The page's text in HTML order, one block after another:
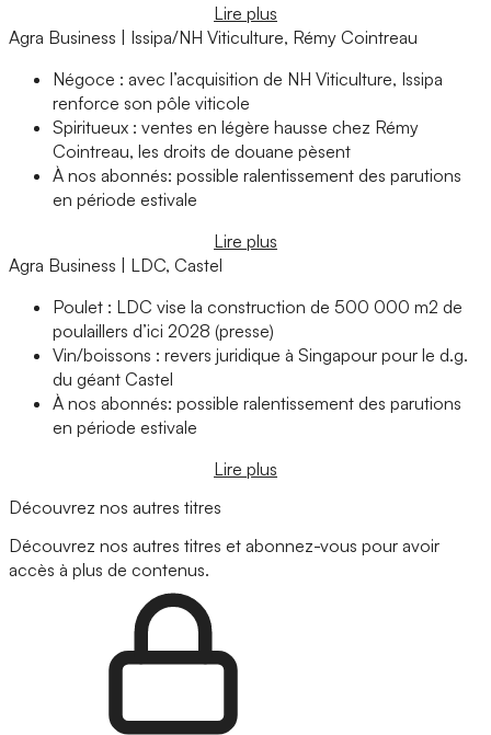
Lire plus
Agra Business | Issipa/NH Viticulture, Rémy Cointreau
Négoce : avec l’acquisition de NH Viticulture, Issipa
renforce son pôle viticole
Spiritueux : ventes en légère hausse chez Rémy
Cointreau, les droits de douane pèsent
À nos abonnés: possible ralentissement des parutions
en période estivale
Lire plus
Agra Business | LDC, Castel
Poulet : LDC vise la construction de 500 000 m2 de
poulaillers d’ici 2028 (presse)
Vin/boissons : revers juridique à Singapour pour le d.g.
du géant Castel
À nos abonnés: possible ralentissement des parutions
en période estivale
Lire plus
Découvrez nos autres titres
Découvrez nos autres titres et abonnez-vous pour avoir
accès à plus de contenus.